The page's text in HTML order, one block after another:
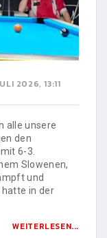
2026, 13:11
alle unsere
den
6-3.
Slowenen,
und
hatte in der
WEITERLESEN...